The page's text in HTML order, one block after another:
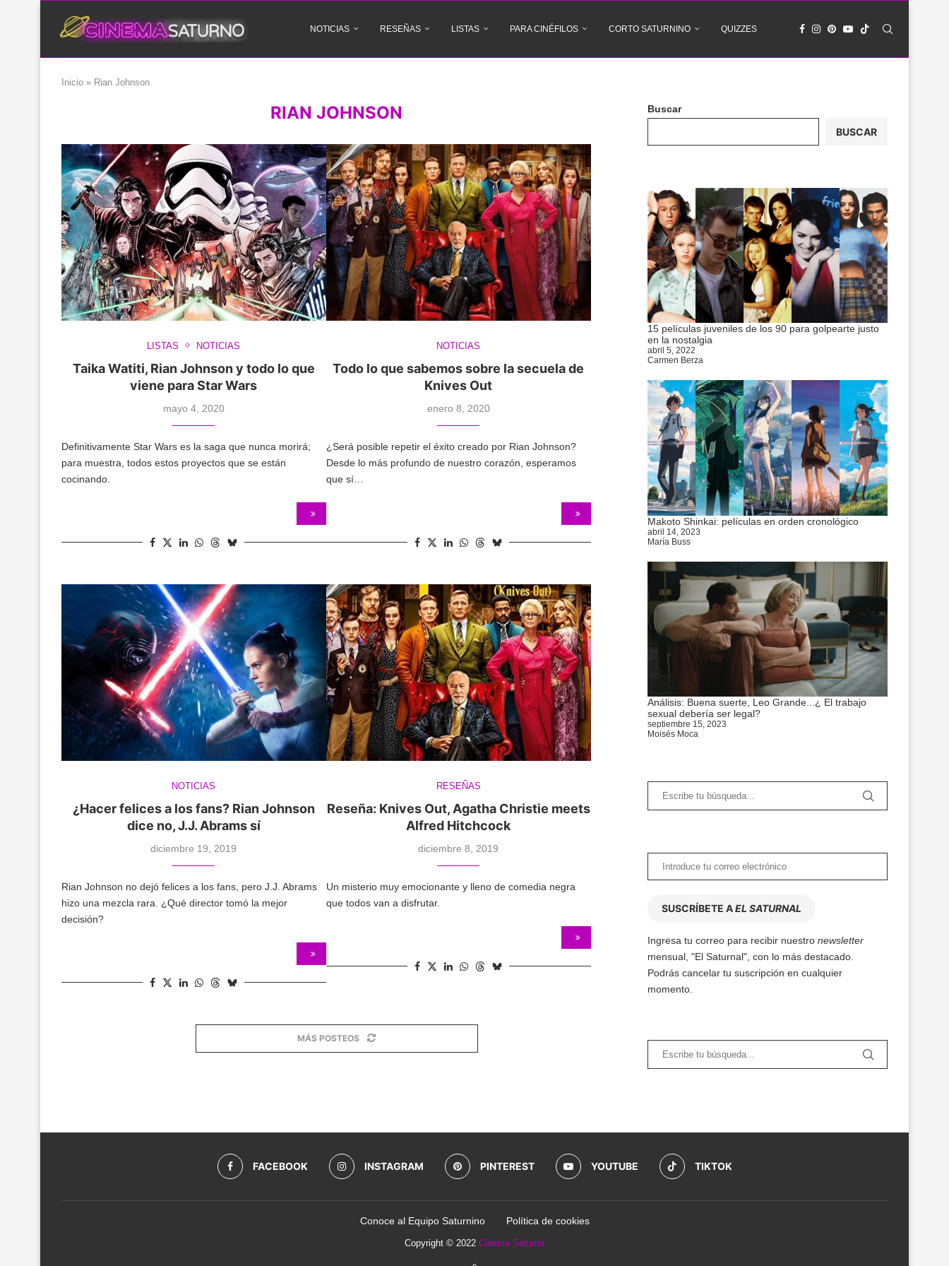
NOTICIAS RESEÑAS LISTAS PARA CINÉFILOS CORTO SATURNINO QUIZZES
Inicio » Rian Johnson
RIAN JOHNSON
LISTAS NOTICIAS
Taika Watiti, Rian Johnson y todo lo que
viene para Star Wars
mayo 4, 2020
Definitivamente Star Wars es la saga que nunca morirá;
para muestra, todos estos proyectos que se están
cocinando.
NOTICIAS
Todo lo que sabemos sobre la secuela de
Knives Out
enero 8, 2020
¿Será posible repetir el éxito creado por Rian Johnson?
Desde lo más profundo de nuestro corazón, esperamos
que sí…
NOTICIAS
¿Hacer felices a los fans? Rian Johnson
dice no, J.J. Abrams sí
diciembre 19, 2019
Rian Johnson no dejó felices a los fans, pero J.J. Abrams
hizo una mezcla rara. ¿Qué director tomó la mejor
decisión?
RESEÑAS
Reseña: Knives Out, Agatha Christie meets
Alfred Hitchcock
diciembre 8, 2019
Un misterio muy emocionante y lleno de comedia negra
que todos van a disfrutar.
MÁS POSTEOS
Buscar
BUSCAR
15 películas juveniles de los 90 para golpearte justo
en la nostalgia
abril 5, 2022
Carmen Berza
Makoto Shinkai: películas en orden cronológico
abril 14, 2023
María Buss
Análisis: Buena suerte, Leo Grande...¿ El trabajo
sexual debería ser legal?
septiembre 15, 2023
Moisés Moca
SUSCRÍBETE AEL SATURNAL
Ingresa tu correo para recibir nuestro newsletter
mensual, "El Saturnal", con lo más destacado.
Podrás cancelar tu suscripción en cualquier
momento.
FACEBOOK INSTAGRAM PINTEREST YOUTUBE TIKTOK
Conoce al Equipo Saturnino Política de cookies
Copyright © 2022 Cinema Saturno